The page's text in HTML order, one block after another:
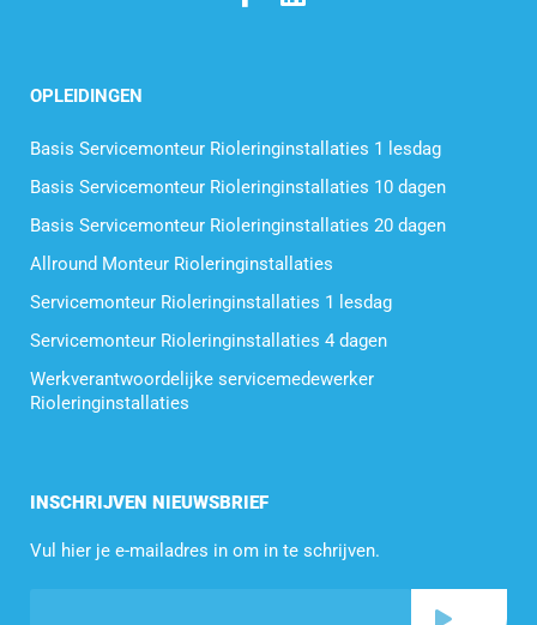
OPLEIDINGEN
Basis Servicemonteur Rioleringinstallaties 1 lesdag
Basis Servicemonteur Rioleringinstallaties 10 dagen
Basis Servicemonteur Rioleringinstallaties 20 dagen
Allround Monteur Rioleringinstallaties
Servicemonteur Rioleringinstallaties 1 lesdag
Servicemonteur Rioleringinstallaties 4 dagen
Werkverantwoordelijke servicemedewerker
Rioleringinstallaties
INSCHRIJVEN NIEUWSBRIEF
Vul hier je e-mailadres in om in te schrijven.